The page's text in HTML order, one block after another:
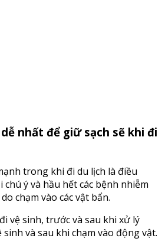
nhất để giữ sạch sẽ khi đi
trong khi đi du lịch là điều
ý và hầu hết các bệnh nhiễm
chạm vào các vật bẩn.
vệ sinh, trước và sau khi xử lý
và sau khi chạm vào động vật.